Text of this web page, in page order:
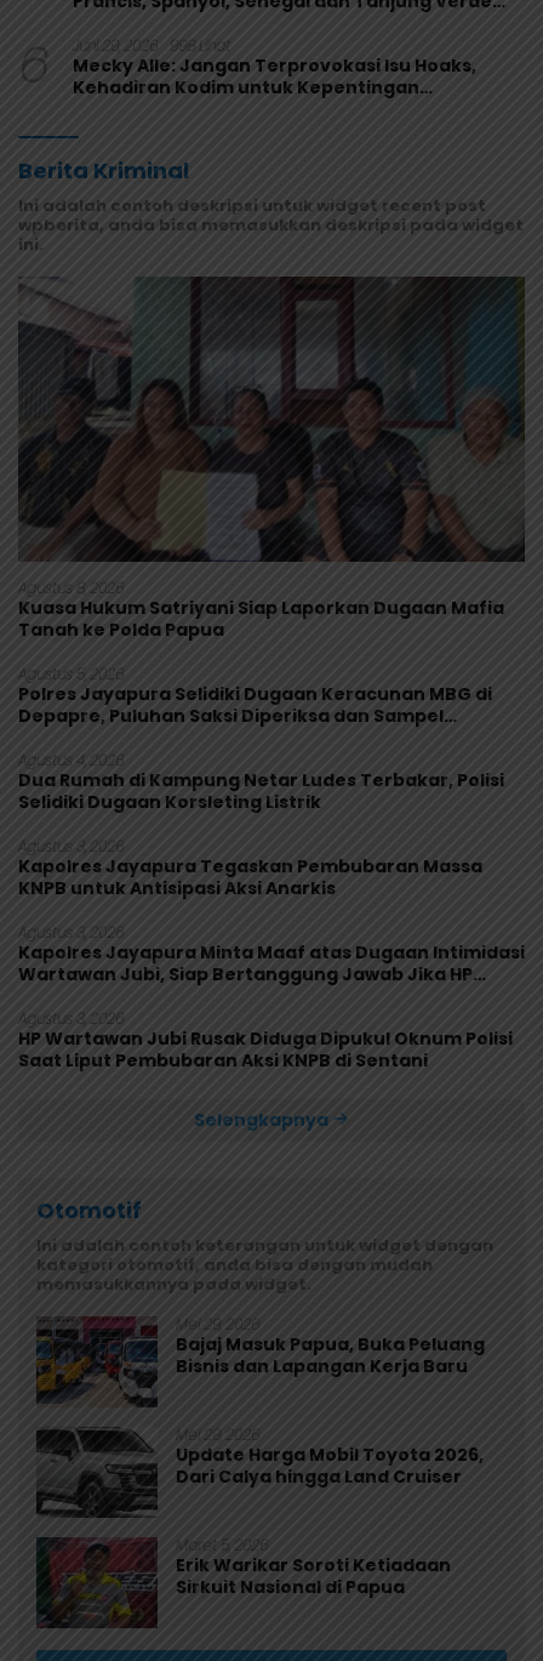
6 Juni 29, 2026 998 Lihat
Mecky Alle: Jangan Terprovokasi Isu Hoaks,
Kehadiran Kodim untuk Kepentingan
Berita Kriminal
Ini adalah contoh deskripsi untuk widget recent post
wpberita, anda bisa memasukkan deskripsi pada widget
ini.
Agustus 8, 2026
Kuasa Hukum Satriyani Siap Laporkan Dugaan Mafia
Tanah ke Polda Papua
Agustus 5, 2026
Polres Jayapura Selidiki Dugaan Keracunan MBG di
Depapre, Puluhan Saksi Diperiksa dan Sampel
Agustus 4, 2026
Dua Rumah di Kampung Netar Ludes Terbakar, Polisi
Selidiki Dugaan Korsleting Listrik
Agustus 3, 2026
Kapolres Jayapura Tegaskan Pembubaran Massa
KNPB untuk Antisipasi Aksi Anarkis
Agustus 3, 2026
Kapolres Jayapura Minta Maaf atas Dugaan Intimidasi
Wartawan Jubi, Siap Bertanggung Jawab Jika HP
Agustus 3, 2026
HP Wartawan Jubi Rusak Diduga Dipukul Oknum Polisi
Saat Liput Pembubaran Aksi KNPB di Sentani
Selengkapnya
Otomotif
Ini adalah contoh keterangan untuk widget dengan
kategori otomotif, anda bisa dengan mudah
memasukkannya pada widget.
Mei 29, 2026
Bajaj Masuk Papua, Buka Peluang
Bisnis dan Lapangan Kerja Baru
Mei 29, 2026
Update Harga Mobil Toyota 2026,
Dari Calya hingga Land Cruiser
Maret 5, 2026
Erik Warikar Soroti Ketiadaan
Sirkuit Nasional di Papua